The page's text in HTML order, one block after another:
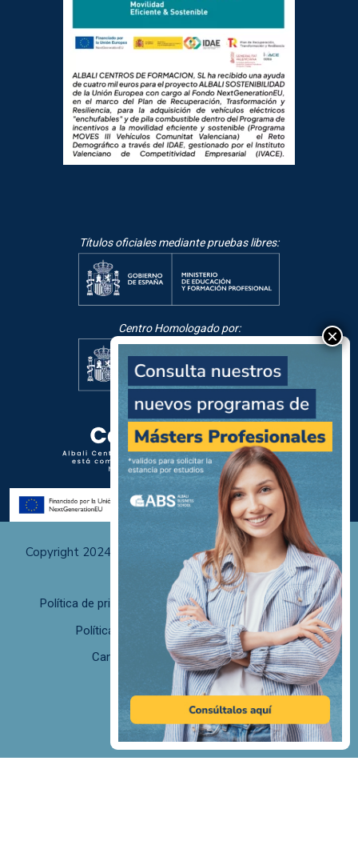
Títulos oficiales mediante pruebas libres:
Centro Homologado por:
Copyright 2024 Albali Centros de Formación | Todos los
derechos reservados
Política de privacidad
Políticas de uso y cookies
Política de calidad
F. desistimiento
Canal de Denuncias/Canal Ético